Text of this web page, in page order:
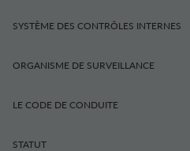
SYSTÈME DES CONTRÔLES INTERNES
ORGANISME DE SURVEILLANCE
LE CODE DE CONDUITE
STATUT